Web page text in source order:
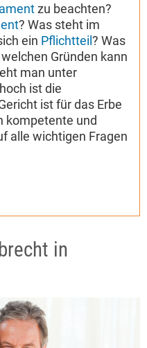
zu beachten?
? Was steht im
ein Pflichtteil ? Was
Gründen kann
man unter
ist die
ist für das Erbe
kompetente und
alle wichtigen Fragen
in